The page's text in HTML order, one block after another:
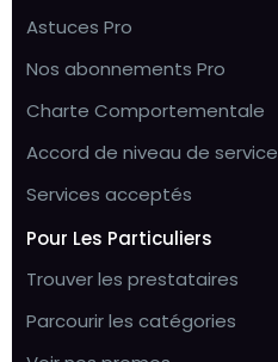
Astuces Pro
Nos abonnements Pro
Charte Comportementale
Accord de niveau de service
Services acceptés
Pour Les Particuliers
Trouver les prestataires
Parcourir les catégories